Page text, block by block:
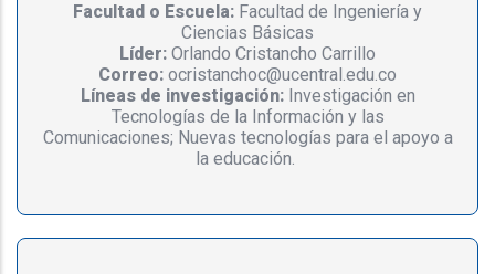
Facultad o Escuela: Facultad de Ingeniería y
Ciencias Básicas
Líder: Orlando Cristancho Carrillo
Correo: ocristanchoc@ucentral.edu.co
Líneas de investigación:Investigación en
Tecnologías de la Información y las
Comunicaciones; Nuevas tecnologías para el apoyo a
la educación.